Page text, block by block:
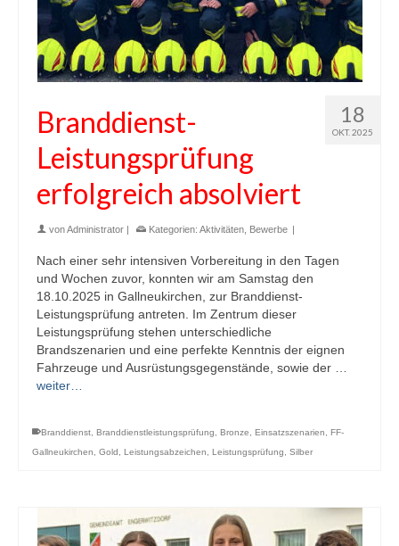
18
OKT. 2025
Branddienst-
Leistungsprüfung
erfolgreich absolviert
vonAdministrator | Kategorien: Aktivitäten Bewerbe |
Nach einer sehr intensiven Vorbereitung in den Tagen
und Wochen zuvor, konnten wir am Samstag den
18.10.2025 in Gallneukirchen, zur Branddienst-
Leistungsprüfung antreten. Im Zentrum dieser
Leistungsprüfung stehen unterschiedliche
Brandszenarien und eine perfekte Kenntnis der eignen
Fahrzeuge und Ausrüstungsgegenstände, sowie der …
weiter…
Branddienst Branddienstleistungsprüfung Bronze Einsatzszenarien
FF-
Gallneukirchen
Gold Leistungsabzeichen Leistungsprüfung Silber